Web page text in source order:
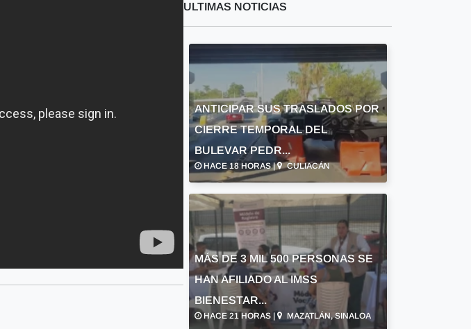
ULTIMAS NOTICIAS
ANTICIPAR SUS TRASLADOS POR
CIERRE TEMPORAL DEL
BULEVAR PEDR...
HACE 18 HORAS | CULIACÁN
MÁS DE 3 MIL 500 PERSONAS SE
HAN AFILIADO AL IMSS
BIENESTAR...
HACE 21 HORAS | MAZATLÁN, SINALOA